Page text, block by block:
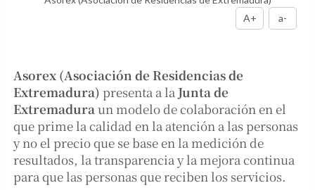
A+
a-
Asorex (Asociación de Residencias de
Extremadura) presenta a la Junta de
Extremadura un modelo de colaboración en el
que prime la calidad en la atención a las personas
y no el precio que se base en la medición de
resultados, la transparencia y la mejora continua
para que las personas que reciben los servicios.